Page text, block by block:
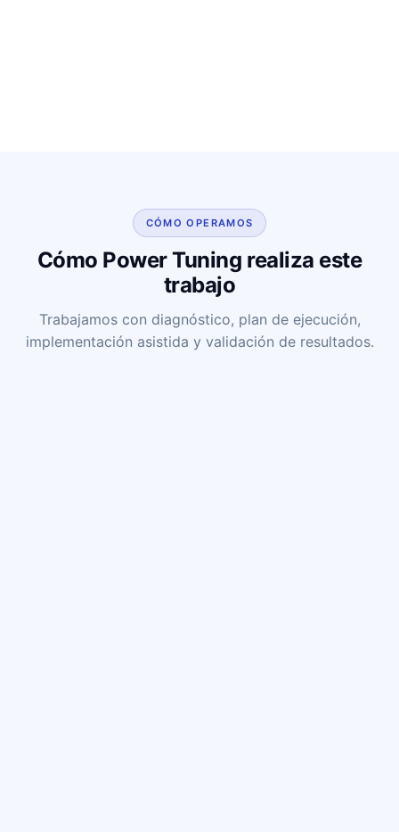
CÓMO OPERAMOS
Cómo Power Tuning realiza este
trabajo
Trabajamos con diagnóstico, plan de ejecución,
implementación asistida y validación de resultados.